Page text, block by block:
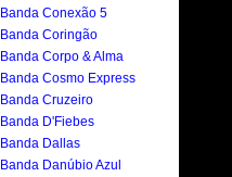
Banda Conexão 5
Banda Coringão
Banda Corpo & Alma
Banda Cosmo Express
Banda Cruzeiro
Banda D'Fiebes
Banda Dallas
Banda Danúbio Azul